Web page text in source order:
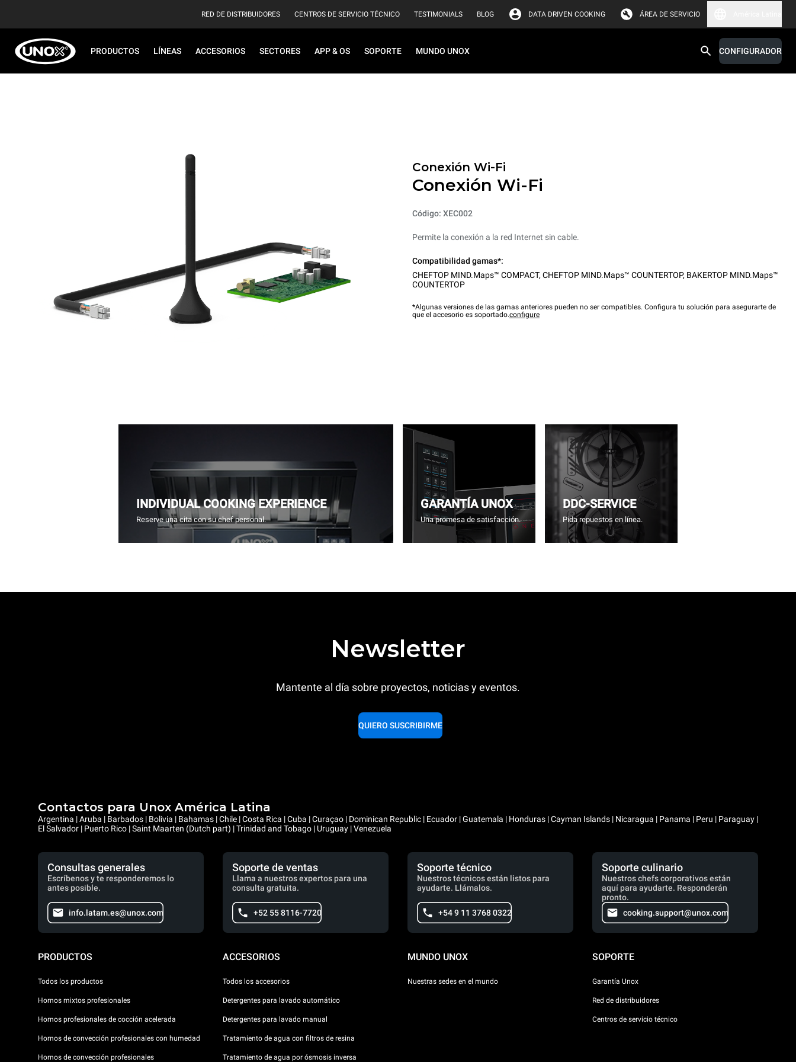
RED DE DISTRIBUIDORES CENTROS DE SERVICIO TÉCNICO TESTIMONIALS BLOG DATA DRIVEN COOKING ÁREA DE SERVICIO
PRODUCTOS LÍNEAS ACCESORIOS SECTORES APP & OS SOPORTE MUNDO UNOX CONFIGURADOR
Conexión Wi-Fi
Conexión Wi-Fi
Código: XEC002
Permite la conexión a la red Internet sin cable.
Compatibilidad gamas*:
CHEFTOP MIND.Maps™ COMPACT, CHEFTOP MIND.Maps™ COUNTERTOP, BAKERTOP MIND.Maps™
COUNTERTOP
*Algunas versiones de las gamas anteriores pueden no ser compatibles. Configura tu solución para asegurarte de
que el accesorio es soportado.configure
INDIVIDUAL COOKING EXPERIENCE
Reserve una cita con su chef personal.
GARANTÍA UNOX
Una promesa de satisfacción.
DDC-SERVICE
Pida repuestos en línea.
Newsletter
Mantente al día sobre proyectos, noticias y eventos.
QUIERO SUSCRIBIRME
Contactos para Unox América Latina
Argentina | Aruba | Barbados | Bolivia | Bahamas | Chile | Costa Rica | Cuba | Curaçao | Dominican Republic | Ecuador | Guatemala | Honduras | Cayman Islands | Nicaragua | Panama | Peru | Paraguay |
El Salvador | Puerto Rico | Saint Maarten (Dutch part) | Trinidad and Tobago | Uruguay | Venezuela
Consultas generales
Escríbenos y te responderemos lo
antes posible.
info.latam.es@unox.com
Soporte de ventas
Llama a nuestros expertos para una
consulta gratuita.
+52 55 8116-7720
Soporte técnico
Nuestros técnicos están listos para
ayudarte. Llámalos.
+54 9 11 3768 0322
Soporte culinario
Nuestros chefs corporativos están
aquí para ayudarte. Responderán
pronto.
cooking.support@unox.com
PRODUCTOS
Todos los productos
Hornos mixtos profesionales
Hornos profesionales de cocción acelerada
Hornos de convección profesionales con humedad
Hornos de convección profesionales
ACCESORIOS
Todos los accesorios
Detergentes para lavado automático
Detergentes para lavado manual
Tratamiento de agua con filtros de resina
Tratamiento de agua por ósmosis inversa
MUNDO UNOX
Nuestras sedes en el mundo
SOPORTE
Garantía Unox
Red de distribuidores
Centros de servicio técnico